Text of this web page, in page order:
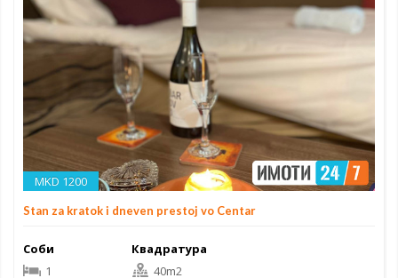
MKD 1200
Stan za kratok i dneven prestoj vo Centar
Соби
1
Квадратура
40m2